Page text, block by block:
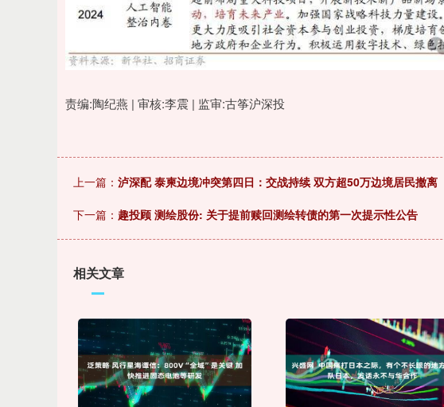
责编:陶纪燕 | 审核:李震 | 监审:古筝沪深投
上一篇： 泸深配 泰柬边境冲突第四日：交战持续 双方超50万边境居民撤离
下一篇： 趣投顾 测绘股份: 关于提前赎回测绘转债的第一次提示性公告
相关文章